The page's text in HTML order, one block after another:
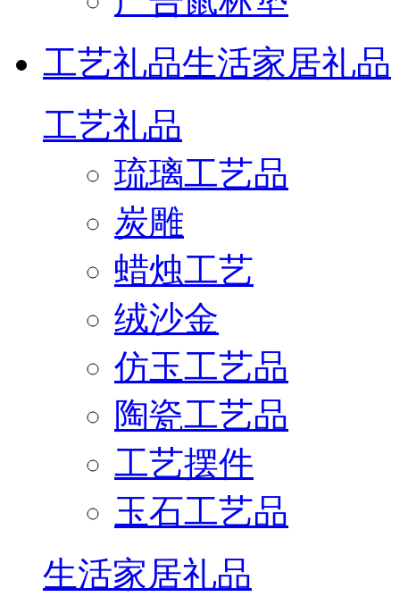
工艺礼品生活家居礼品
工艺礼品
琉璃工艺品
炭雕
蜡烛工艺
绒沙金
仿玉工艺品
陶瓷工艺品
工艺摆件
玉石工艺品
生活家居礼品